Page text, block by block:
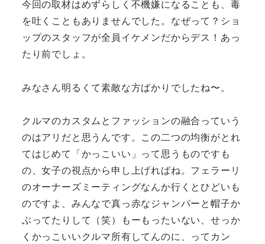
今回の取材はめずらしく不機嫌になることも、毒
を吐くこともありませんでした。なぜって？ショ
ップのスタッフが全員イケメンだからデス！あっ
たり前でしょ。
みなさん明るくて素敵な方ばかりでしたね〜。
クルマのカスタムとファッションの融合っていう
のはアリだと思うんです。この二つの均衡がとれ
てはじめて「かっこいい」って思うものですも
の、女子の視点から申し上げればね。フェラーリ
のオーナーズミーティングなんか行くとひどいも
のですよ、みんなで真っ赤なジャンパーと帽子か
ぶってたりして（笑）もーもったいない、せっか
くかっこいいクルマ所有してんのに、ってカン